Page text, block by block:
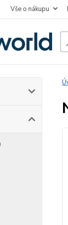
Vše o nákupu